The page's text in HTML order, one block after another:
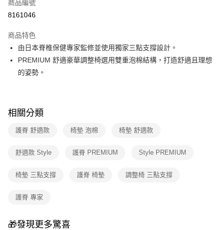
上海商業儲蓄銀行
臺灣中小企業銀行
匯豐（台灣）商業銀行
華泰商業銀行
聯邦商業銀行
遠東國際商業銀行
元大商業銀行
合作金庫商業銀行
上海商業儲蓄銀行
國泰世華商業銀行
兆豐國際商業銀行
匯豐（台灣）商業銀行
華泰商業銀行
聯邦商業銀行
台灣樂天信用卡公司
即享券
LINE Pay
Apple Pay
街口支付
ATM付款
運送方式
宅配
商品編號
8161046
商品特色
由日本脊椎保健專家監修並使用獨家三點支撐設計。
PREMIUM 舒適豪華調整椅選用雙重泡棉結構，打造舒適且理想
的姿勢。
相關分類
護脊 舒適款 椅墊 泡棉 椅墊 舒適款
舒適款 Style 護脊 PREMIUM Style PREMIUM
椅墊 三點支撐 護脊 椅墊 調整椅 三點支撐
護脊 專家
🎁發現更多驚喜